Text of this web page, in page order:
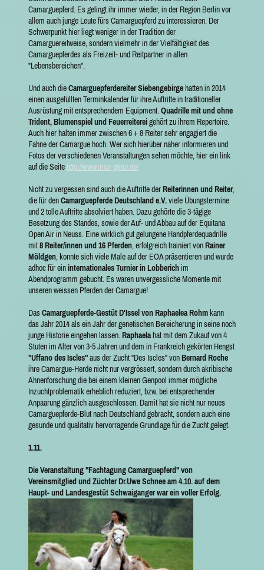
Camarguepferd. Es gelingt ihr immer wieder, in der Region Berlin vor
allem auch junge Leute fürs Camarguepferd zu interessieren. Der
Schwerpunkt hier liegt weniger in der Tradition der
Camarguereitweise, sondern vielmehr in der Vielfältigkeit des
Camarguepferdes als Freizeit- und Reitpartner in allen
"Lebensbereichen".
Und auch dieCamarguepferdereiter Siebengebirge hatten in 2014
einen ausgefüllten Terminkalender für ihre Auftritte in traditioneller
Ausrüstung mit entsprechendem Equipment. Quadrille mit und ohne
Trident, Blumenspiel und Feuerreitereigehört zu ihrem Repertoire.
Auch hier halten immer zwischen 6 + 8 Reiter sehr engagiert die
Fahne der Camargue hoch. Wer sich hierüber näher informieren und
Fotos der verschiedenen Veranstaltungen sehen möchte, hier ein link
auf die Seitehttp://www.mas-girau.de/
Nicht zu vergessen sind auch die Auftritte derReiterinnenund Reiter,
die für denCamarguepferde Deutschland e.V.viele Übungstermine
und 2 tolle Auftritte absolviert haben. Dazu gehörte die 3-tägige
Besetzung des Standes, sowie der Auf- und Abbau auf der Equitana
Open Air in Neuss. Eine wirklich gut gelungene Handpferdequadrille
mit8 Reiter/innen und 16 Pferden , erfolgreich trainiert vonRainer
Möldgen , konnte sich viele Male auf der EOA präsentieren und wurde
adhoc für eininternationales Turnier in Lobberichim
Abendprogramm gebucht. Es waren unvergessliche Momente mit
unseren weissen Pferden der Camargue!
DasCamarguepferde-GestütD'Issel von Raphaelea Rohm kann
das Jahr 2014 als ein Jahr der genetischen Bereicherung in seine noch
junge Historie eingehen lassen. Raphaelahat mit dem Zukauf von 4
Stuten im Alter von 3-5 Jahren und dem in Frankreich gekörten Hengst
"Uffano des Iscles"aus der Zucht "Des Iscles" vonBernard Roche
ihre Camargue-Herde nicht nur vergrössert, sondern durch akribische
Ahnenforschung die bei einem kleinen Genpool immer mögliche
Inzuchtproblematik erheblich reduziert, bzw. bei entsprechender
Anpaarung gänzlich ausgeschlossen. Damit hat sie nicht nur neues
Camarguepferde-Blut nach Deutschland gebracht, sondern auch eine
gesunde und qualitativ hervorragende Grundlage für die Zucht gelegt.
1.11.
Die Veranstaltung "Fachtagung Camarguepferd" von
Vereinsmitglied und Züchter Dr.Uwe Schnee am 4.10. auf dem
Haupt- und Landesgestüt Schwaiganger war ein voller Erfolg.